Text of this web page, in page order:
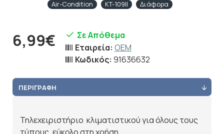
Air-Condition
KT-109II Διάφορα
6,99€
Σε Απόθεμα
Εταιρεία: OEM
Κωδικός: 91636632
ΠΕΡΙΓΡΑΦΉ
Τηλεχειριστήριο κλιματιστικού για όλους τους